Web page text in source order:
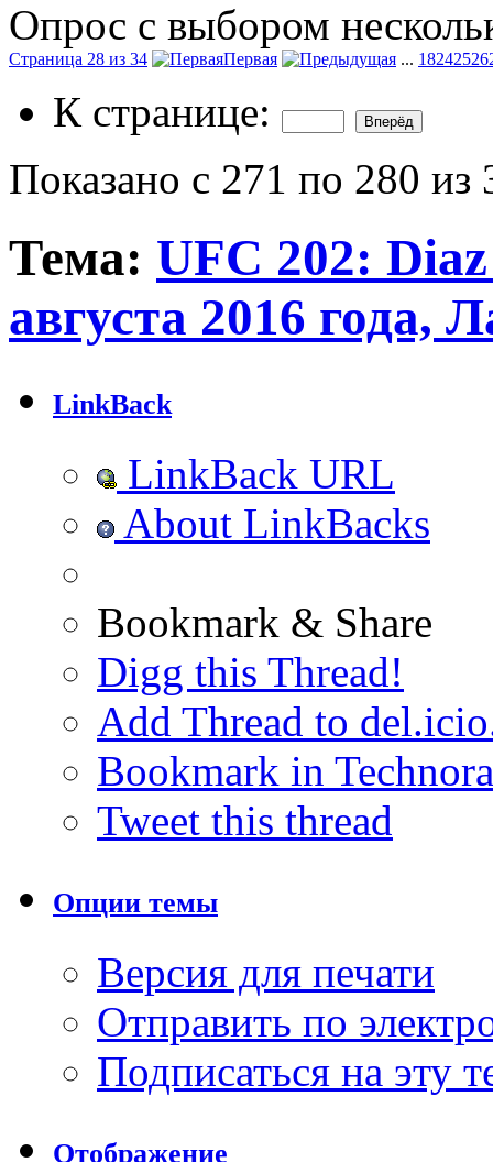
Опрос с выбором
Страница 28 из 34 Первая ... 18242526
К странице:
Показано с 271 по 280 из
Тема: UFC 202:
августа 2016 года,
LinkBack
LinkBack URL
About LinkBacks
Bookmark & Share
Digg this Thread!
Add Thread to
Bookmark in
Tweet this thread
Опции темы
Версия для печати
Отправить по
Подписаться на эту
Отображение